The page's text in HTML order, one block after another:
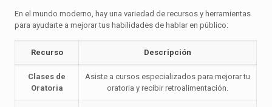
En el mundo moderno, hay una variedad de recursos y herramientas
para ayudarte a mejorar tus habilidades de hablar en público:
Recurso Descripción
Clases de
Oratoria
Asiste a cursos especializados para mejorar tu
oratoria y recibir retroalimentación.